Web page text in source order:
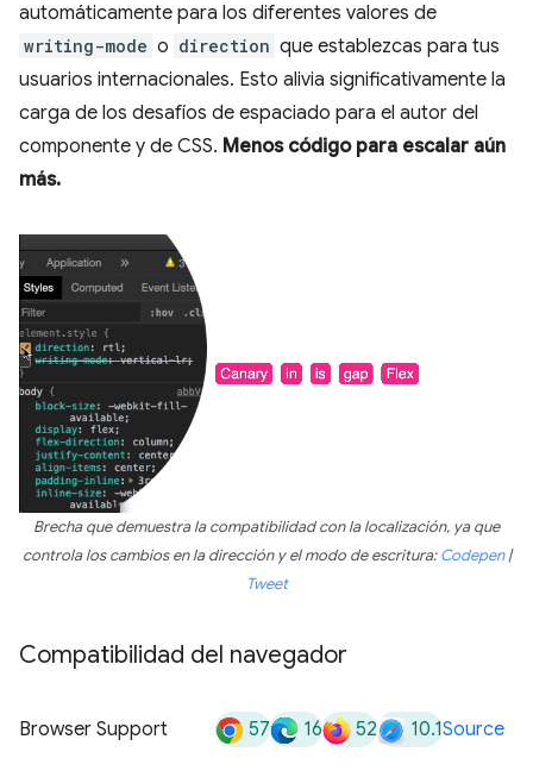
automáticamente para los diferentes valores de
writing-mode o direction que establezcas para tus
usuarios internacionales. Esto alivia significativamente la
carga de los desafíos de espaciado para el autor del
componente y de CSS. Menos código para escalar aún
más.
Brecha que demuestra la compatibilidad con la localización, ya que
controla los cambios en la dirección y el modo de escritura:Codepen|
Tweet
Compatibilidad del navegador
Browser Support 57 16 52 10.1Source